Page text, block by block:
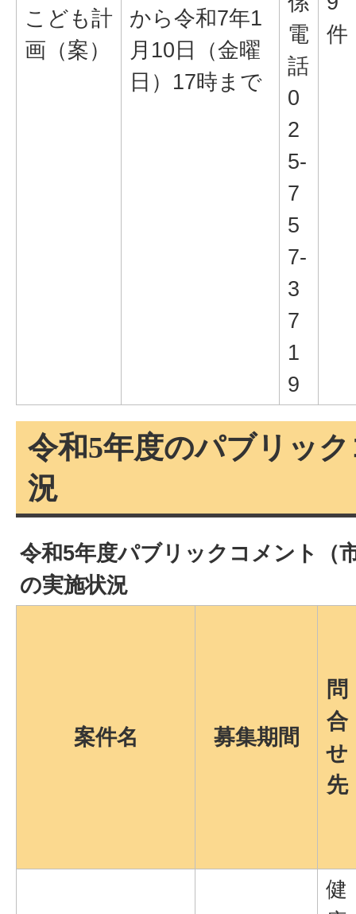
こども計
画（案）
から令和7年1
月10日（金曜
日）17時まで
電
話
0
2
5-
7
5
7-
3
7
1
9
件
令和5年度のパブリッ
況
令和5年度パブリックコメント（
の実施状況
案件名 募集期間
問
合
せ
先
健